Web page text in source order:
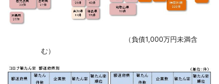
‌ （負債1,000万円未満含
む）